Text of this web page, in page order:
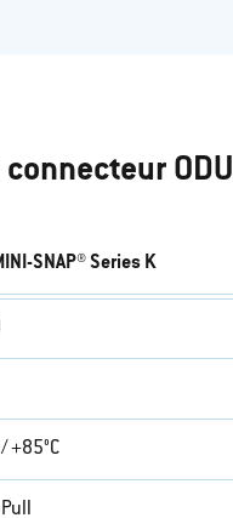
ODU
SNAP® Series K
+85°C